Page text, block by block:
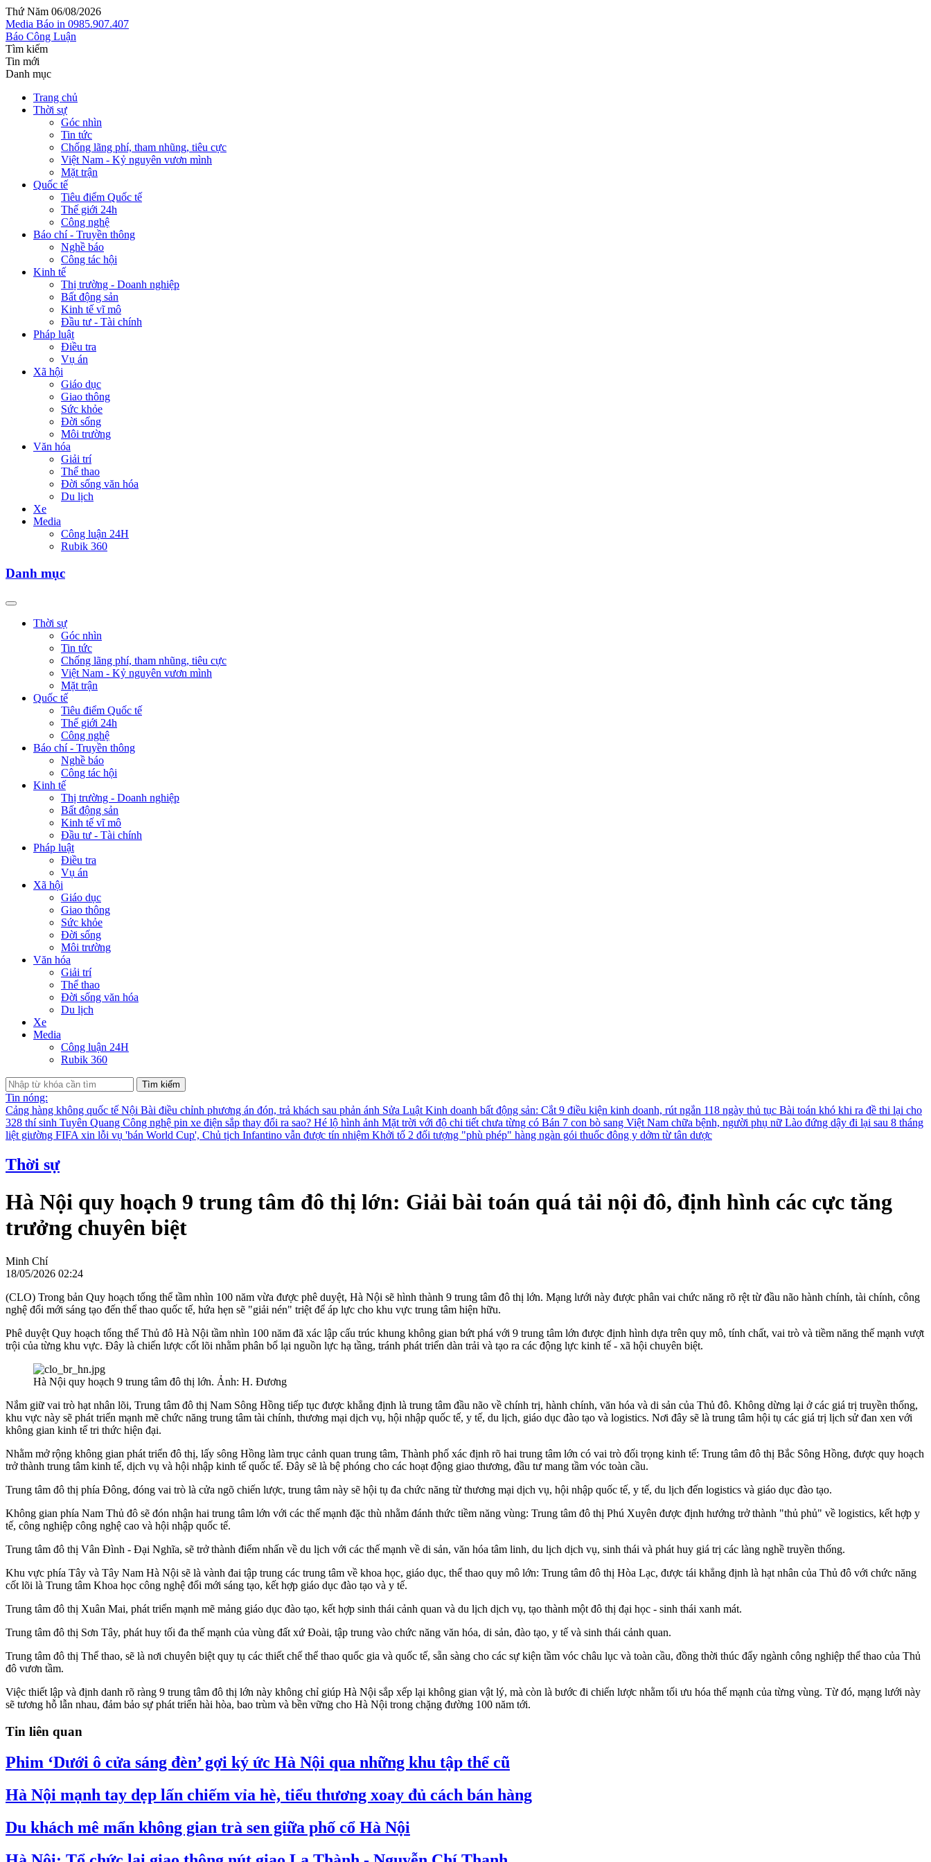
Thứ Năm 06/08/2026
Media Báo in 0985.907.407
Báo Công Luận
Tìm kiếm
Tin mới
Danh mục
Trang chủ
Thời sự
Góc nhìn
Tin tức
Chống lãng phí, tham nhũng, tiêu cực
Việt Nam - Kỷ nguyên vươn mình
Mặt trận
Quốc tế
Tiêu điểm Quốc tế
Thế giới 24h
Công nghệ
Báo chí - Truyền thông
Nghề báo
Công tác hội
Kinh tế
Thị trường - Doanh nghiệp
Bất động sản
Kinh tế vĩ mô
Đầu tư - Tài chính
Pháp luật
Điều tra
Vụ án
Xã hội
Giáo dục
Giao thông
Sức khỏe
Đời sống
Môi trường
Văn hóa
Giải trí
Thể thao
Đời sống văn hóa
Du lịch
Xe
Media
Công luận 24H
Rubik 360
Danh mục
Thời sự
Góc nhìn
Tin tức
Chống lãng phí, tham nhũng, tiêu cực
Việt Nam - Kỷ nguyên vươn mình
Mặt trận
Quốc tế
Tiêu điểm Quốc tế
Thế giới 24h
Công nghệ
Báo chí - Truyền thông
Nghề báo
Công tác hội
Kinh tế
Thị trường - Doanh nghiệp
Bất động sản
Kinh tế vĩ mô
Đầu tư - Tài chính
Pháp luật
Điều tra
Vụ án
Xã hội
Giáo dục
Giao thông
Sức khỏe
Đời sống
Môi trường
Văn hóa
Giải trí
Thể thao
Đời sống văn hóa
Du lịch
Xe
Media
Công luận 24H
Rubik 360
Tìm kiếm
Tin nóng:
Cảng hàng không quốc tế Nội Bài điều chỉnh phương án đón, trả khách sau phản ánh Sửa Luật Kinh doanh bất động sản: Cắt 9 điều kiện kinh doanh, rút ngắn 118 ngày thủ tục Bài toán khó khi ra đề thi lại cho
328 thí sinh Tuyên Quang Công nghệ pin xe điện sắp thay đổi ra sao? Hé lộ hình ảnh Mặt trời với độ chi tiết chưa từng có Bán 7 con bò sang Việt Nam chữa bệnh, người phụ nữ Lào đứng dậy đi lại sau 8 tháng
liệt giường FIFA xin lỗi vụ 'bán World Cup', Chủ tịch Infantino vẫn được tín nhiệm Khởi tố 2 đối tượng "phù phép" hàng ngàn gói thuốc đông y dởm từ tân dược
Thời sự
Hà Nội quy hoạch 9 trung tâm đô thị lớn: Giải bài toán quá tải nội đô, định hình các cực tăng
trưởng chuyên biệt
Minh Chí
18/05/2026 02:24
(CLO) Trong bản Quy hoạch tổng thể tầm nhìn 100 năm vừa được phê duyệt, Hà Nội sẽ hình thành 9 trung tâm đô thị lớn. Mạng lưới này được phân vai chức năng rõ rệt từ đầu não hành chính, tài chính, công
nghệ đổi mới sáng tạo đến thể thao quốc tế, hứa hẹn sẽ "giải nén" triệt để áp lực cho khu vực trung tâm hiện hữu.
Phê duyệt Quy hoạch tổng thể Thủ đô Hà Nội tầm nhìn 100 năm đã xác lập cấu trúc khung không gian bứt phá với 9 trung tâm lớn được định hình dựa trên quy mô, tính chất, vai trò và tiềm năng thế mạnh vượt
trội của từng khu vực. Đây là chiến lược cốt lõi nhằm phân bổ lại nguồn lực hạ tầng, tránh phát triển dàn trải và tạo ra các động lực kinh tế - xã hội chuyên biệt.
Hà Nội quy hoạch 9 trung tâm đô thị lớn. Ảnh: H. Đương
Nắm giữ vai trò hạt nhân lõi, Trung tâm đô thị Nam Sông Hồng tiếp tục được khẳng định là trung tâm đầu não về chính trị, hành chính, văn hóa và di sản của Thủ đô. Không dừng lại ở các giá trị truyền thống,
khu vực này sẽ phát triển mạnh mẽ chức năng trung tâm tài chính, thương mại dịch vụ, hội nhập quốc tế, y tế, du lịch, giáo dục đào tạo và logistics. Nơi đây sẽ là trung tâm hội tụ các giá trị lịch sử đan xen với
không gian kinh tế tri thức hiện đại.
Nhằm mở rộng không gian phát triển đô thị, lấy sông Hồng làm trục cảnh quan trung tâm, Thành phố xác định rõ hai trung tâm lớn có vai trò đối trọng kinh tế: Trung tâm đô thị Bắc Sông Hồng, được quy hoạch
trở thành trung tâm kinh tế, dịch vụ và hội nhập kinh tế quốc tế. Đây sẽ là bệ phóng cho các hoạt động giao thương, đầu tư mang tầm vóc toàn cầu.
Trung tâm đô thị phía Đông, đóng vai trò là cửa ngõ chiến lược, trung tâm này sẽ hội tụ đa chức năng từ thương mại dịch vụ, hội nhập quốc tế, y tế, du lịch đến logistics và giáo dục đào tạo.
Không gian phía Nam Thủ đô sẽ đón nhận hai trung tâm lớn với các thế mạnh đặc thù nhằm đánh thức tiềm năng vùng: Trung tâm đô thị Phú Xuyên được định hướng trở thành "thủ phủ" về logistics, kết hợp y
tế, công nghiệp công nghệ cao và hội nhập quốc tế.
Trung tâm đô thị Vân Đình - Đại Nghĩa, sẽ trở thành điểm nhấn về du lịch với các thế mạnh về di sản, văn hóa tâm linh, du lịch dịch vụ, sinh thái và phát huy giá trị các làng nghề truyền thống.
Khu vực phía Tây và Tây Nam Hà Nội sẽ là vành đai tập trung các trung tâm về khoa học, giáo dục, thể thao quy mô lớn: Trung tâm đô thị Hòa Lạc, được tái khẳng định là hạt nhân của Thủ đô với chức năng
cốt lõi là Trung tâm Khoa học công nghệ đổi mới sáng tạo, kết hợp giáo dục đào tạo và y tế.
Trung tâm đô thị Xuân Mai, phát triển mạnh mẽ mảng giáo dục đào tạo, kết hợp sinh thái cảnh quan và du lịch dịch vụ, tạo thành một đô thị đại học - sinh thái xanh mát.
Trung tâm đô thị Sơn Tây, phát huy tối đa thế mạnh của vùng đất xứ Đoài, tập trung vào chức năng văn hóa, di sản, đào tạo, y tế và sinh thái cảnh quan.
Trung tâm đô thị Thể thao, sẽ là nơi chuyên biệt quy tụ các thiết chế thể thao quốc gia và quốc tế, sẵn sàng cho các sự kiện tầm vóc châu lục và toàn cầu, đồng thời thúc đẩy ngành công nghiệp thể thao của Thủ
đô vươn tầm.
Việc thiết lập và định danh rõ ràng 9 trung tâm đô thị lớn này không chỉ giúp Hà Nội sắp xếp lại không gian vật lý, mà còn là bước đi chiến lược nhằm tối ưu hóa thế mạnh của từng vùng. Từ đó, mạng lưới này
sẽ tương hỗ lẫn nhau, đảm bảo sự phát triển hài hòa, bao trùm và bền vững cho Hà Nội trong chặng đường 100 năm tới.
Tin liên quan
Phim ‘Dưới ô cửa sáng đèn’ gợi ký ức Hà Nội qua những khu tập thể cũ
Hà Nội mạnh tay dẹp lấn chiếm vỉa hè, tiểu thương xoay đủ cách bán hàng
Du khách mê mẩn không gian trà sen giữa phố cổ Hà Nội